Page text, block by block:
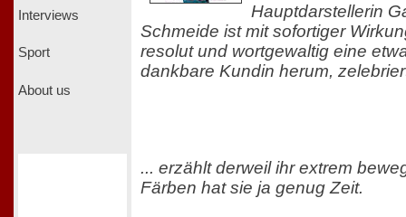
Interviews
Sport
About us
Hauptdarstellerin
Schmeide ist mit sofortiger
resolut und wortgewaltig eine
dankbare Kundin herum,
... erzählt derweil ihr extrem
Färben hat sie ja genug Zeit.